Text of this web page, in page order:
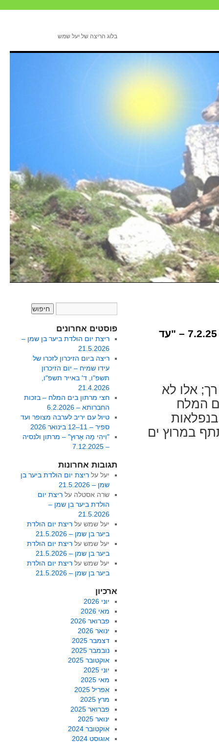
בלוג הריצה של יעל שמש
חצי מרתון בים המלח בשילוב פסטיבל בריאות וטבע – 7.2.25 – "עד
אלו לא
המלח
בנפלאות
במרוץ ים
פוסטים אחרונים
ריצת יום הולדת ביער בן שמן –
21.5.2026
ריצה ביום הזיכרון לזכרו של
עידו שמיח – יום הזיכרון
תשפ"ו, ד' באייר תשפ"ו,
21.4.2026
חצי מרתון בים המלח – בזכות
החברותא – 6.2.2026
טיול עם יריב לערבה מצופר ועד
ספיר – 11–12 בינואר 2026
"וִיהִי מָה אָרוּץ" – מרתון ולנסיה
– 7.12.2025
תגובות אחרונות
יעלעל ריצת יום הולדת ביער בן
שמן – 21.5.2026
שרה אסטלה על ריצת יום
הולדת ביער בן שמן –
21.5.2026
יעל שמשעל ריצת יום הולדת
ביער בן שמן – 21.5.2026
יעל שמשעל ריצת יום הולדת
ביער בן שמן – 21.5.2026
יעל שמשעל ריצת יום הולדת
ביער בן שמן – 21.5.2026
ארכיון
יוני 2026
מאי 2026
פברואר 2026
ינואר 2026
דצמבר 2025
נובמבר 2025
אוקטובר 2025
יוני 2025
מאי 2025
אפריל 2025
מרץ 2025
פברואר 2025
ינואר 2025
אוקטובר 2024
אוגוסט 2024